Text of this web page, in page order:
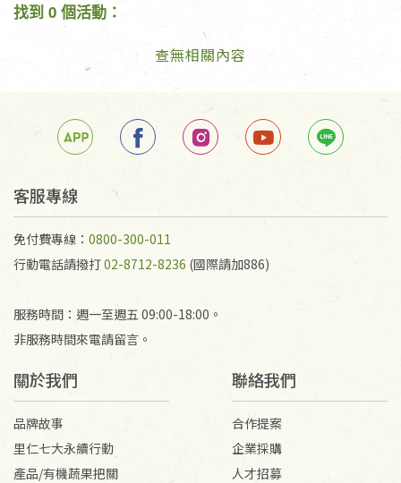
找到 0 個活動：
查無相關內容
客服專線
免付費專線： 0800-300-011
行動電話請撥打02-8712-8236 (國際請加886)
服務時間：週一至週五 09:00-18:00。
非服務時間來電請留言。
關於我們
品牌故事
里仁七大永續行動
產品/有機蔬果把關
聯絡我們
合作提案
企業採購
人才招募